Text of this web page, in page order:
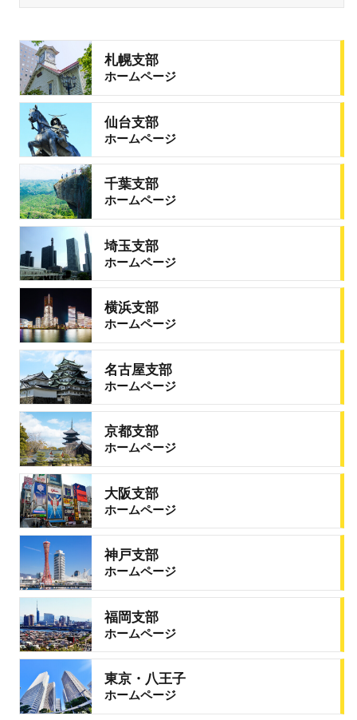
札幌支部
ホームページ
仙台支部
ホームページ
千葉支部
ホームページ
埼玉支部
ホームページ
横浜支部
ホームページ
名古屋支部
ホームページ
京都支部
ホームページ
大阪支部
ホームページ
神戸支部
ホームページ
福岡支部
ホームページ
東京・八王子
ホームページ